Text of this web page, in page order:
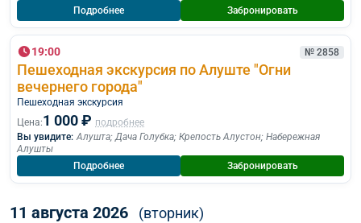
Подробнее
Забронировать
19:00 № 2858
Пешеходная экскурсия по Алуште "Огни
вечернего города"
Пешеходная экскурcия
Цена:1 000 ₽ подробнее
Вы увидите: Алушта;Дача Голубка; Крепость Алустон; Набережная
Алушты
Подробнее
Забронировать
11 августа 2026 (вторник)